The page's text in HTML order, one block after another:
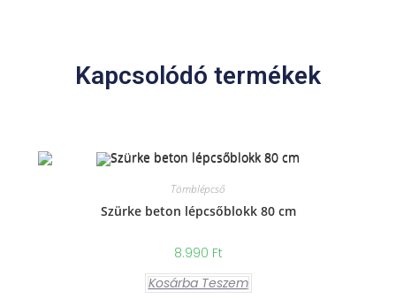
Kapcsolódó termékek
Tömblépcső
Szürke beton lépcsőblokk 80 cm
8.990 Ft
Kosárba Teszem